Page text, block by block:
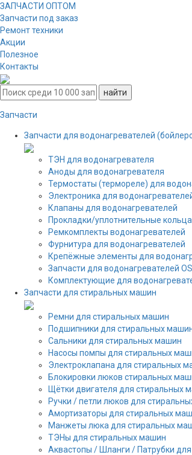
ЗАПЧАСТИ ОПТОМ
Запчасти под заказ
Ремонт техники
Акции
Полезное
Контакты
Запчасти
Запчасти для водонагревателей
ТЭН для водонагревателя
Аноды для водонагревателя
Термостаты (термореле) для
Электроника для
Клапаны для водонагревателей
Прокладки/уплотнительные кольца
Ремкомплекты водонагревателей
Фурнитура для водонагревателей
Крепёжные элементы для
Запчасти для водонагревателей
Комплектующие для
Запчасти для стиральных машин
Ремни для стиральных машин
Подшипники для стиральных
Сальники для стиральных машин
Насосы помпы для стиральных
Электроклапана для стиральных
Блокировки люков стиральных
Щётки двигателя для стиральных
Ручки / петли люков для
Амортизаторы для стиральных
Манжеты люка для стиральных
ТЭНы для стиральных машин
Аквастопы / Шланги / Патрубки